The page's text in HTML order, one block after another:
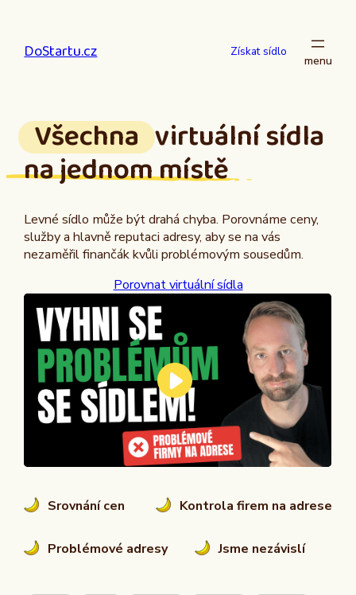
obsah
DoStartu.cz Získat sídlo
Všechna virtuální sídla
na jednom místě
Levné sídlo může být drahá chyba. Porovnáme ceny,
služby a hlavně reputaci adresy, aby se na vás
nezaměřil finančák kvůli problémovým sousedům.
Porovnat virtuální sídla
Srovnání cen Kontrola firem na adrese
Problémové adresy Jsme nezávislí